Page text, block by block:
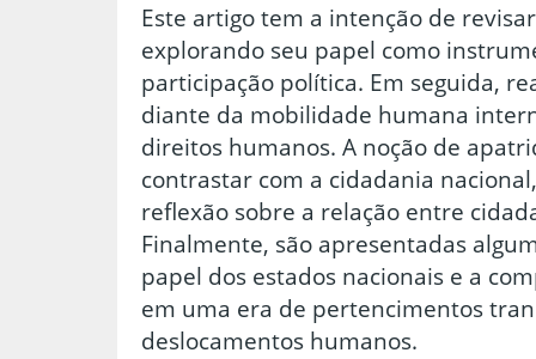
Este artigo tem a intenção de
explorando seu papel como
participação política. Em seguida,
diante da mobilidade humana
direitos humanos. A noção de
contrastar com a cidadania
reflexão sobre a relação entre
Finalmente, são apresentadas
papel dos estados nacionais e a
em uma era de pertencimentos
deslocamentos humanos.